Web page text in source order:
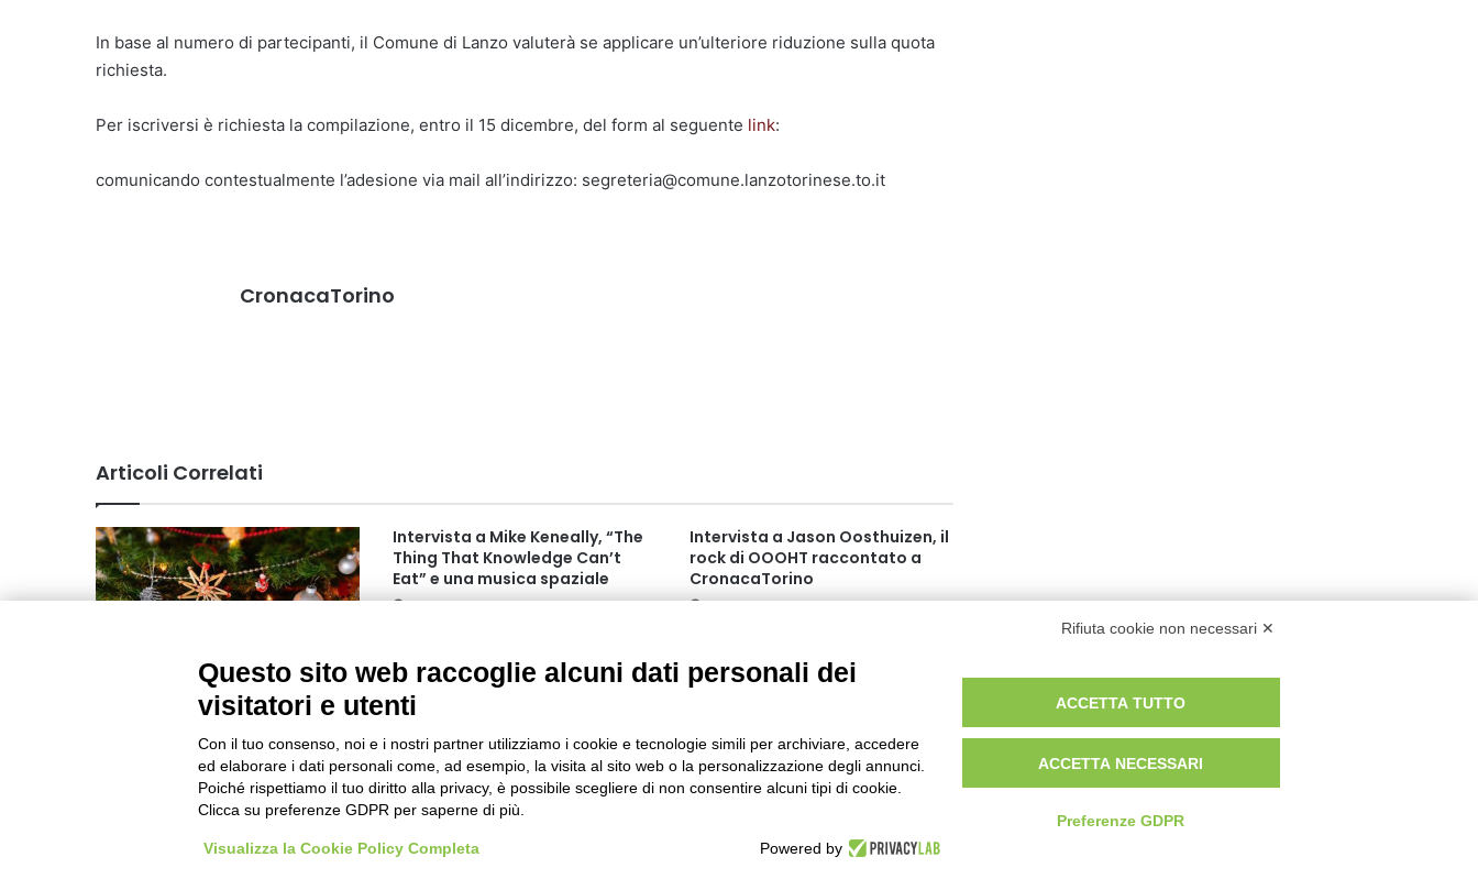
In base al numero di partecipanti, il Comune di Lanzo valuterà se applicare un’ulteriore riduzione sulla quota
richiesta.
Per iscriversi è richiesta la compilazione, entro il 15 dicembre, del form al seguente link:
comunicando contestualmente l’adesione via mail all’indirizzo: segreteria@comune.lanzotorinese.to.it
CronacaTorino
Articoli Correlati
“A Natale Lanzo è. Paese in
festa”. Al via il ricco calendario
di appuntamenti per le festività
Novembre 2025 12:55
Intervista a Mike Keneally, “The
Thing That Knowledge Can’t
Eat” e una musica spaziale
Gennaio 2023 10:09
Intervista a Jason Oosthuizen, il
rock di OOOHT raccontato a
CronacaTorino
Dicembre 2018 15:53
Rifiuta cookie non necessari ✕
Questo sito web raccoglie alcuni dati personali dei
visitatori e utenti
Con il tuo consenso, noi e i nostri partner utilizziamo i cookie e tecnologie simili per archiviare, accedere
ed elaborare i dati personali come, ad esempio, la visita al sito web o la personalizzazione degli annunci.
Poiché rispettiamo il tuo diritto alla privacy, è possibile scegliere di non consentire alcuni tipi di cookie.
Clicca su preferenze GDPR per saperne di più.
Visualizza la Cookie Policy Completa Powered by
ACCETTA TUTTO
ACCETTA NECESSARI
Preferenze GDPR